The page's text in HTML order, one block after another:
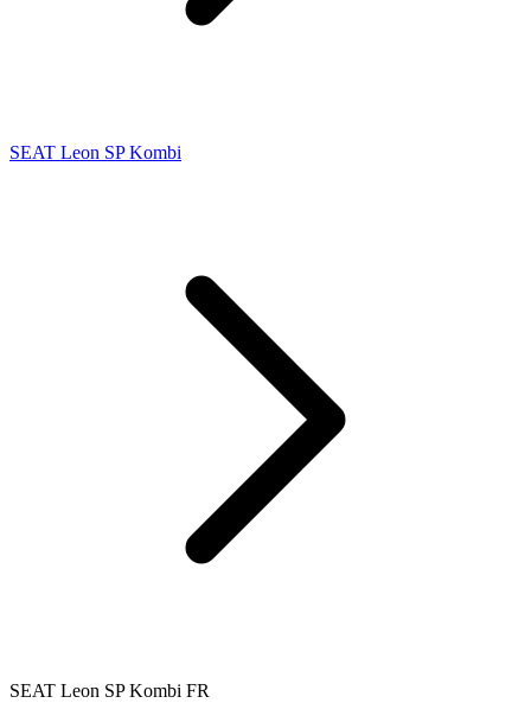
SEAT Leon SP Kombi
SEAT Leon SP Kombi FR